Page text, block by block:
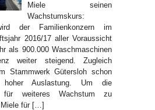
Miele seinen
Wachstumskurs:
der Familienkonzern im
2016/17 aller Voraussicht
als 900.000 Waschmaschinen
weiter steigend. Zugleich
Stammwerk Gütersloh schon
Auslastung. Um die
für weiteres Wachstum zu
für […]